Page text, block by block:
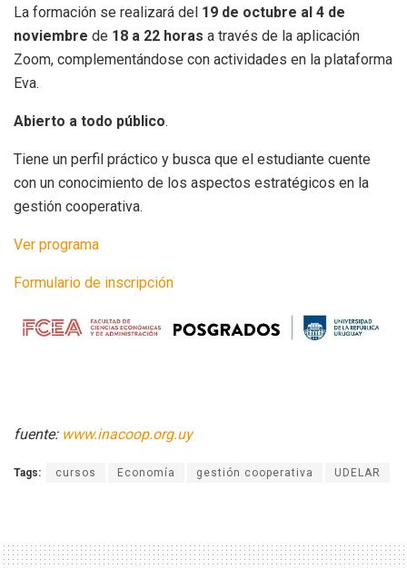
La formación se realizará del 19 de octubre al 4 de
noviembre de 18 a 22 horas a través de la aplicación
Zoom, complementándose con actividades en la plataforma
Eva.
Abierto a todo público.
Tiene un perfil práctico y busca que el estudiante cuente
con un conocimiento de los aspectos estratégicos en la
gestión cooperativa.
Ver programa
Formulario de inscripción
fuente: www.inacoop.org.uy
Tags: cursos Economía gestión cooperativa UDELAR